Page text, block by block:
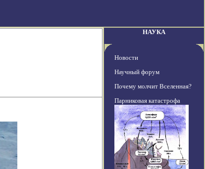
НАУКА
Новости
Научный форум
Почему молчит Вселенная?
Парниковая катастрофа